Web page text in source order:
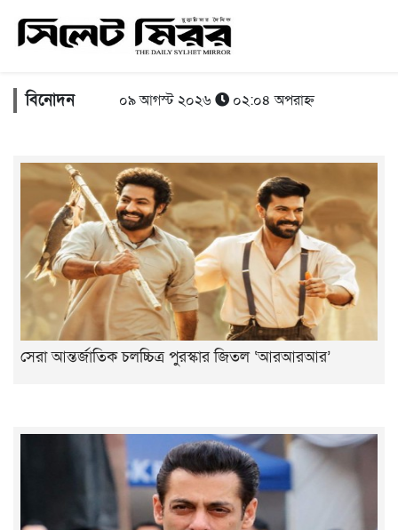
বিনোদন ০৯ আগস্ট ২০২৬ ০২:০৪ অপরাহ্ন
সেরা আন্তর্জাতিক চলচ্চিত্র পুরস্কার জিতল ‘আরআরআর’